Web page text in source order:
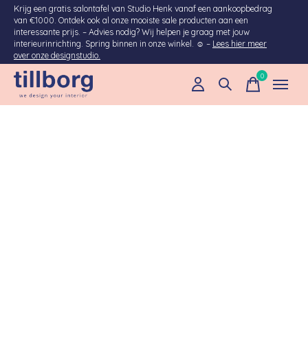
Krijg een gratis salontafel van Studio Henk vanaf een aankoopbedrag
van €1000. Ontdek ook al onze mooiste sale producten aan een
interessante prijs. – Advies nodig? Wij helpen je graag met jouw
interieurinrichting. Spring binnen in onze winkel. ☺ – Lees hier meer
over onze designstudio.
0items